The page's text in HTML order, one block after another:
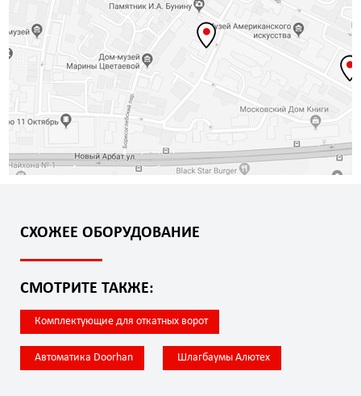
СХОЖЕЕ ОБОРУДОВАНИЕ
СМОТРИТЕ ТАКЖЕ:
Комплектующие для откатных ворот
Автоматика Doorhan Шлагбаумы Алютех